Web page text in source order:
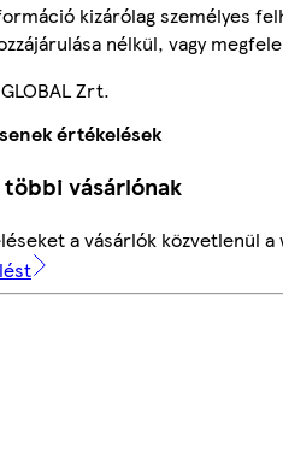
kizárólag személyes
nélkül, vagy
Zrt.
értékelések
többi vásárlónak
a vásárlók közvetlenül